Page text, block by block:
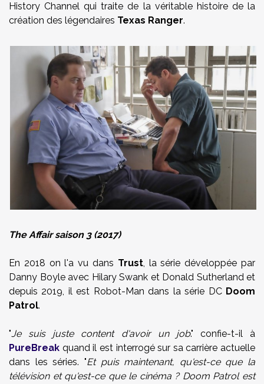
History Channel qui traite de la véritable histoire de la
création des légendaires Texas Ranger.
The Affair saison 3 (2017)
En 2018 on l'a vu dans Trust, la série développée par
Danny Boyle avec Hilary Swank et Donald Sutherland et
depuis 2019, il est Robot-Man dans la série DC Doom
Patrol.
"Je suis juste content d'avoir un job." confie-t-il à
PureBreak quand il est interrogé sur sa carrière actuelle
dans les séries. "Et puis maintenant, qu'est-ce que la
télévision et qu'est-ce que le cinéma ? Doom Patrol est